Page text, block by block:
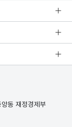
동 재정경제부